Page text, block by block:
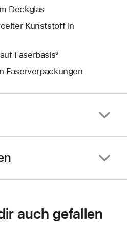
Deckglas
Kunststoff in
Faserbasis⁶
Faserverpackungen
auch gefallen